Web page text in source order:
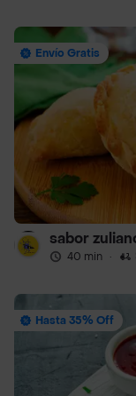
Envío Gratis
sabor
40 min ·
Hasta 35% Off